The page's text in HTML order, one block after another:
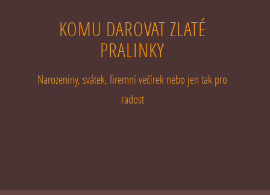
KOMU DAROVAT ZLATÉ
PRALINKY
Narozeniny, svátek, firemní večírek nebo jen tak pro
radost